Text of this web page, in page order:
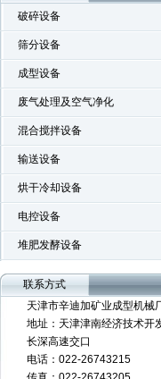
DKL系列挤压造粒机
RDF\RPF高压成型
破碎设备
筛分设备
成型设备
废气处理及空气净化
混合搅拌设备
输送设备
烘干冷却设备
电控设备
堆肥发酵设备
联系方式
天津市辛迪加矿业成型机械
地址：天津津南经济技术开
长深高速交口
电话：022-26743215